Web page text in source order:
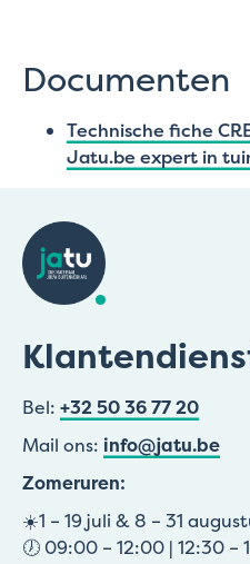
Documenten
Technische fiche
Jatu.be expert in
Bel: +32 50 36 77 20
Mail ons: info@jatu.be
Zomeruren:
☀️1 – 19 juli & 8 – 31
🕖 09:00 – 12:00 | 12:30 –